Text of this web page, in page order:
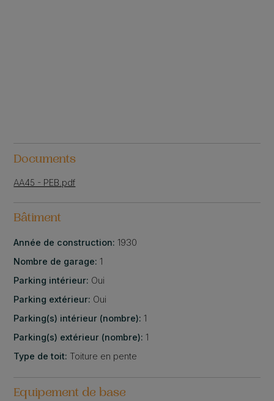
Documents
AA45 - PEB.pdf
Bâtiment
Année de construction: 1930
Nombre de garage: 1
Parking intérieur: Oui
Parking extérieur: Oui
Parking(s) intérieur (nombre): 1
Parking(s) extérieur (nombre): 1
Type de toit: Toiture en pente
Equipement de base